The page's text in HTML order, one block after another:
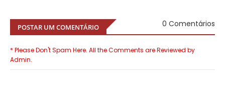
POSTAR UM COMENTÁRIO 0 Comentários
* Please Don't Spam Here. All the Comments are Reviewed by
Admin.